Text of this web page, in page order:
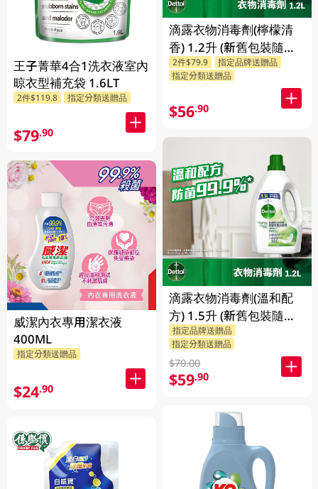
王子菁華4合1洗衣液室內
晾衣型補充袋 1.6LT
2件$119.8 指定分類送贈品
$79.90
威潔內衣專用潔衣液
400ML
指定分類送贈品
$24.90
滴露衣物消毒劑(檸檬清
香) 1.2升 (新舊包裝隨機
發送)
2件$79.9
指定品牌送贈品
指定分類送贈品
$56.90
滴露衣物消毒劑(溫和配
方) 1.5升 (新舊包裝隨機
發送)
指定品牌送贈品
指定分類送贈品
$70.00
$59.90